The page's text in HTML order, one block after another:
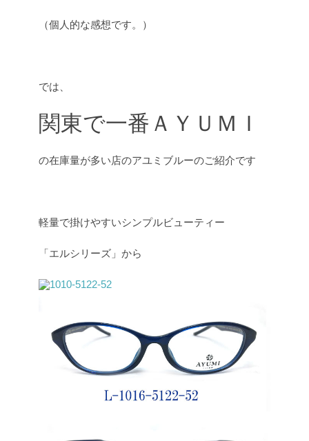
（個人的な感想です。）
では、
関東で一番ＡＹＵＭＩ
の在庫量が多い店のアユミブルーのご紹介です
軽量で掛けやすいシンプルビューティー
「エルシリーズ」から